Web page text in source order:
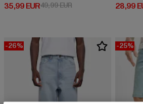
35,99 EUR
Derzeitiger Preis: 35,99 EUR
49,99 EURAktionspreis: 49,99
28,99
-26% -25%